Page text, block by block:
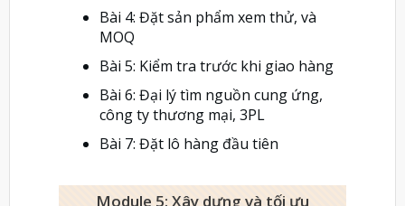
Bài 4: Đặt sản phẩm xem thử, và
MOQ
Bài 5: Kiểm tra trước khi giao hàng
Bài 6: Đại lý tìm nguồn cung ứng,
công ty thương mại, 3PL
Bài 7: Đặt lô hàng đầu tiên
Module 5: Xây dựng và tối ưu